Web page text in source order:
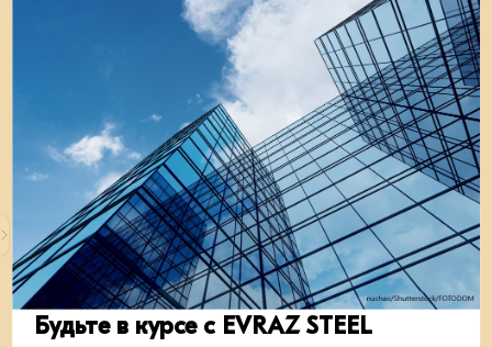
В Тюмени начали производство уникальных
коффердамов
На заводе «СтальМост» началось производство
коффердамов, которые будут использоваться при
строительстве моста через реку Лену в Якутии.
строительство металлоконструкции отрасль
Будьте в курсе с EVRAZ STEEL